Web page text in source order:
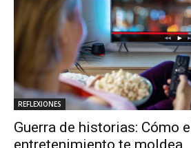
REFLEXIONES
Guerra de historias: Cómo el